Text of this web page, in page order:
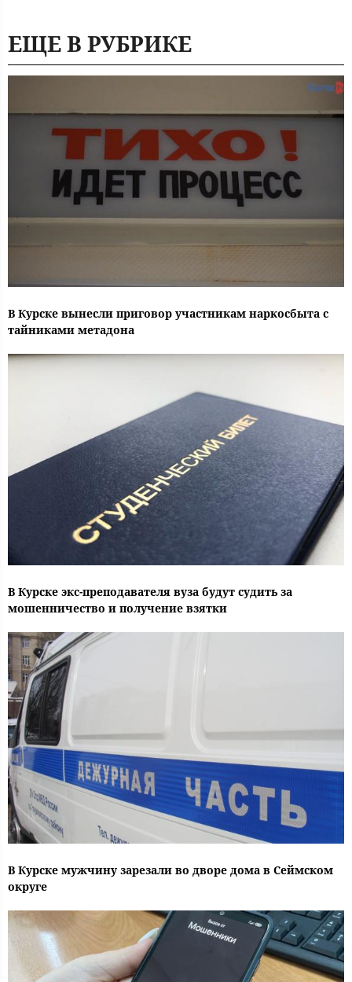
ЕЩЕ В РУБРИКЕ
В Курске вынесли приговор участникам наркосбыта с
тайниками метадона
В Курске экс-преподавателя вуза будут судить за
мошенничество и получение взятки
В Курске мужчину зарезали во дворе дома в Сеймском
округе